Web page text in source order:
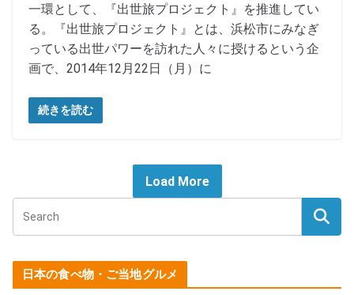
一環として、『出世旅プロジェクト』を推進してい
る。『出世旅プロジェクト』とは、浜松市にみなぎ
っている出世パワーを訪れた人々に授けるという企
画で、2014年12月22日（月）に
続きを読む
Load More
日本の食べ物・ご当地グルメ